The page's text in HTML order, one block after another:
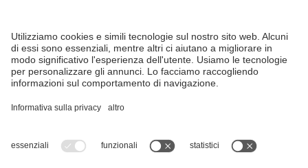
Nonostante il lavoro accurato e il costante aggiornamento dei
contenuti, si possono verificare errori. Non garantiamo la
correttezza e la completezza di tutte le informazioni.
di sicurezza, si prega di verificare chiedendo direttamente sul
Sitemap .Note legali.Direttiva sulla privacy.
Impostazioni